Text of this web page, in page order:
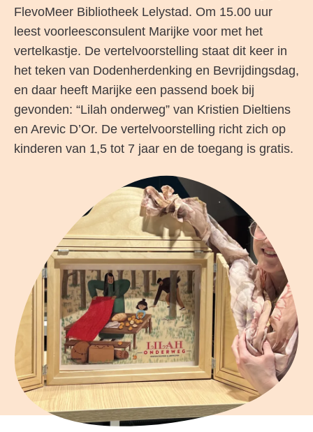
FlevoMeer Bibliotheek Lelystad. Om 15.00 uur
leest voorleesconsulent Marijke voor met het
vertelkastje. De vertelvoorstelling staat dit keer in
het teken van Dodenherdenking en Bevrijdingsdag,
en daar heeft Marijke een passend boek bij
gevonden: “Lilah onderweg” van Kristien Dieltiens
en Arevic D’Or. De vertelvoorstelling richt zich op
kinderen van 1,5 tot 7 jaar en de toegang is gratis.